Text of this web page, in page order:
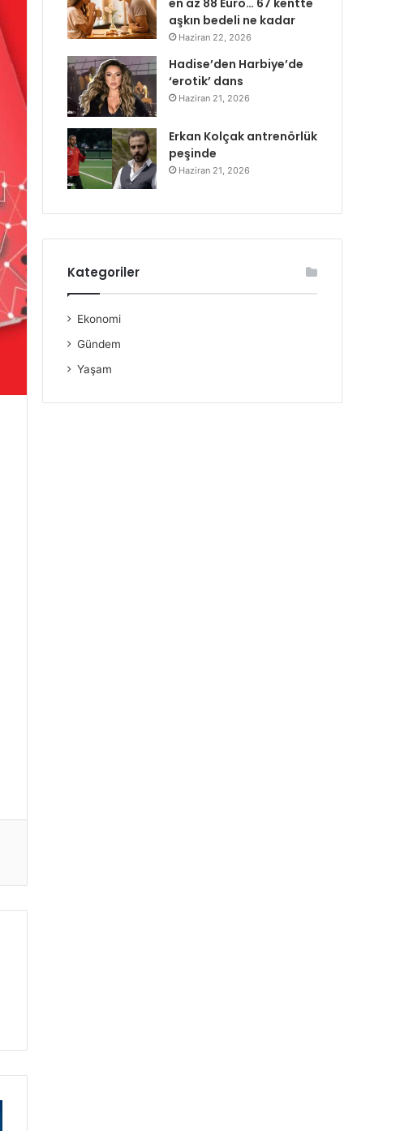
en az 88 Euro… 67 kentte
aşkın bedeli ne kadar
Haziran 22, 2026
Hadise’den Harbiye’de
‘erotik’ dans
Haziran 21, 2026
Erkan Kolçak antrenörlük
peşinde
Haziran 21, 2026
Kategoriler
Ekonomi
Gündem
Yaşam